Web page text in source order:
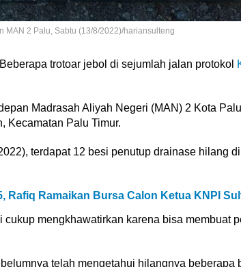
2 Palu, Sabtu (13/8/2022)/hariansulteng
trotoar jebol di sejumlah jalan protokol
Madrasah Aliyah Negeri (MAN) 2 Kota
Kecamatan Palu Timur.
terdapat 12 besi penutup drainase hilang
Rafiq Ramaikan Bursa Calon Ketua KNPI
mengkhawatirkan karena bisa membuat
telah mengetahui hilangnya beberapa